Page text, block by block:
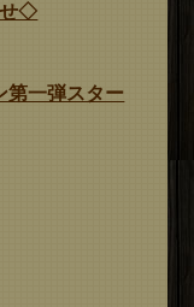
せ◇
第一弾スター